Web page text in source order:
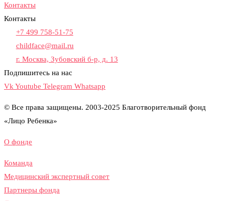
Контакты
Контакты
+7 499 758-51-75
childface@mail.ru
г. Москва, Зубовский б-р, д. 13
Подпишитесь на нас
Vk Youtube Telegram Whatsapp
© Все права защищены. 2003-2025 Благотворительный фонд
«Лицо Ребенка»
О фонде
Команда
Медицинский экспертный совет
Партнеры фонда